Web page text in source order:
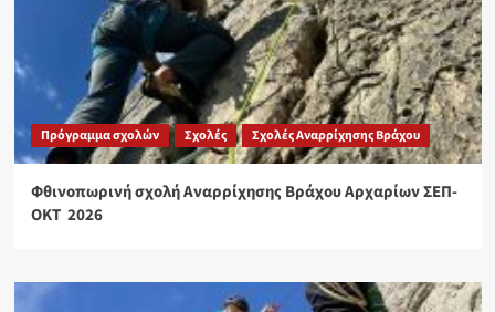
Πρόγραμμα σχολών Σχολές Σχολές Αναρρίχησης Βράχου
Φθινοπωρινή σχολή Αναρρίχησης Βράχου Αρχαρίων ΣΕΠ-
ΟΚΤ 2026